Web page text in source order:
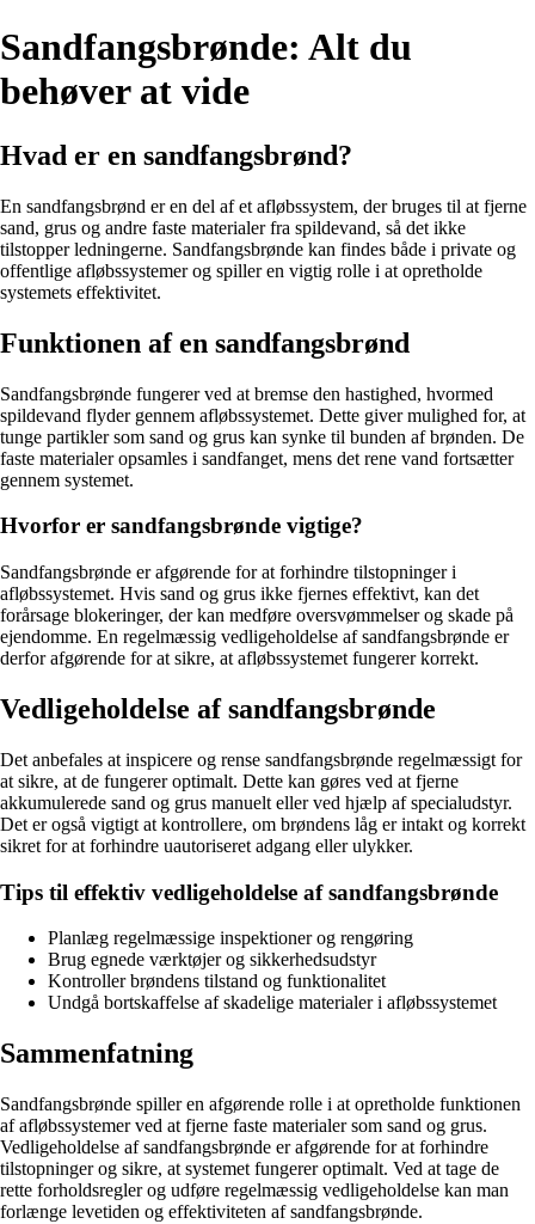
Sandfangsbrønde: Alt du
behøver at vide
Hvad er en sandfangsbrønd?
En sandfangsbrønd er en del af et afløbssystem, der bruges til at fjerne
sand, grus og andre faste materialer fra spildevand, så det ikke
tilstopper ledningerne. Sandfangsbrønde kan findes både i private og
offentlige afløbssystemer og spiller en vigtig rolle i at opretholde
systemets effektivitet.
Funktionen af en sandfangsbrønd
Sandfangsbrønde fungerer ved at bremse den hastighed, hvormed
spildevand flyder gennem afløbssystemet. Dette giver mulighed for, at
tunge partikler som sand og grus kan synke til bunden af brønden. De
faste materialer opsamles i sandfanget, mens det rene vand fortsætter
gennem systemet.
Hvorfor er sandfangsbrønde vigtige?
Sandfangsbrønde er afgørende for at forhindre tilstopninger i
afløbssystemet. Hvis sand og grus ikke fjernes effektivt, kan det
forårsage blokeringer, der kan medføre oversvømmelser og skade på
ejendomme. En regelmæssig vedligeholdelse af sandfangsbrønde er
derfor afgørende for at sikre, at afløbssystemet fungerer korrekt.
Vedligeholdelse af sandfangsbrønde
Det anbefales at inspicere og rense sandfangsbrønde regelmæssigt for
at sikre, at de fungerer optimalt. Dette kan gøres ved at fjerne
akkumulerede sand og grus manuelt eller ved hjælp af specialudstyr.
Det er også vigtigt at kontrollere, om brøndens låg er intakt og korrekt
sikret for at forhindre uautoriseret adgang eller ulykker.
Tips til effektiv vedligeholdelse af sandfangsbrønde
Planlæg regelmæssige inspektioner og rengøring
Brug egnede værktøjer og sikkerhedsudstyr
Kontroller brøndens tilstand og funktionalitet
Undgå bortskaffelse af skadelige materialer i afløbssystemet
Sammenfatning
Sandfangsbrønde spiller en afgørende rolle i at opretholde funktionen
af afløbssystemer ved at fjerne faste materialer som sand og grus.
Vedligeholdelse af sandfangsbrønde er afgørende for at forhindre
tilstopninger og sikre, at systemet fungerer optimalt. Ved at tage de
rette forholdsregler og udføre regelmæssig vedligeholdelse kan man
forlænge levetiden og effektiviteten af sandfangsbrønde.